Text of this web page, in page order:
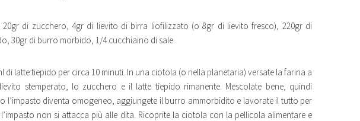
20gr di zucchero, 4gr di lievito di birra liofilizzato (o 8gr di lievito fresco), 220gr di
30gr di burro morbido, 1/4 cucchiaino di sale.
di latte tiepido per circa 10 minuti. In una ciotola (o nella planetaria) versate la farina a
stemperato, lo zucchero e il latte tiepido rimanente. Mescolate bene, quindi
l’impasto diventa omogeneo, aggiungete il burro ammorbidito e lavorate il tutto per
non si attacca più alle dita. Ricoprite la ciotola con la pellicola alimentare e